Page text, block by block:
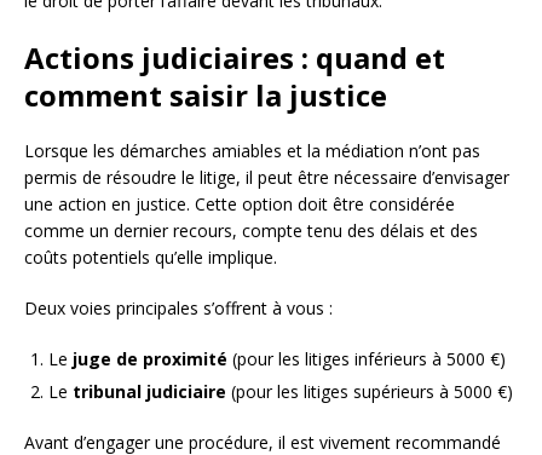
Actions judiciaires : quand et
comment saisir la justice
Lorsque les démarches amiables et la médiation n’ont pas
permis de résoudre le litige, il peut être nécessaire d’envisager
une action en justice. Cette option doit être considérée
comme un dernier recours, compte tenu des délais et des
coûts potentiels qu’elle implique.
Deux voies principales s’offrent à vous :
Le juge de proximité (pour les litiges inférieurs à 5000 €)
Le tribunal judiciaire (pour les litiges supérieurs à 5000 €)
Avant d’engager une procédure, il est vivement recommandé